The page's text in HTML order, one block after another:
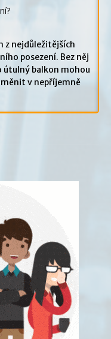
z nejdůležitějších
posezení. Bez něj
útulný balkon mohou
v nepříjemně